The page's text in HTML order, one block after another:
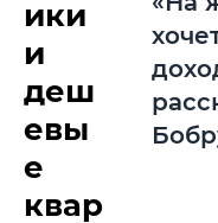
ики
и
деш
евы
е
квар